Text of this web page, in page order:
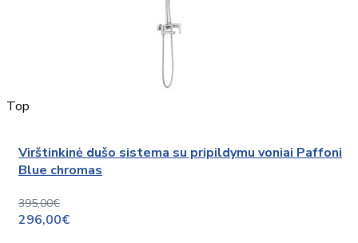
Top
Virštinkinė dušo sistema su pripildymu voniai Paffoni
Blue chromas
395,00€
296,00€